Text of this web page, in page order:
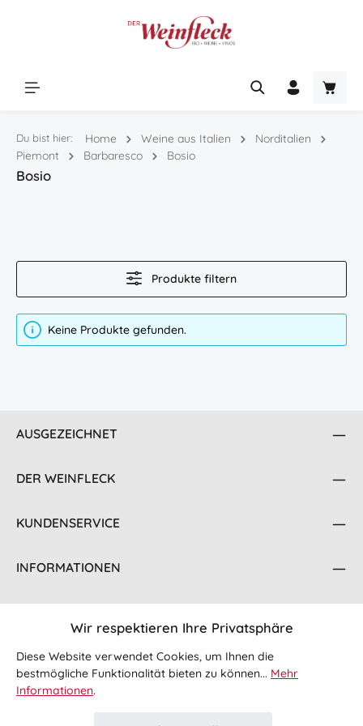
Du bist hier: Home Weine aus Italien
Norditalien
Piemont
Barbaresco Bosio
Bosio
Produkte filtern
Keine Produkte gefunden.
AUSGEZEICHNET
DER WEINFLECK
KUNDENSERVICE
INFORMATIONEN
FOLGE UNS
Wir respektieren Ihre Privatsphäre
Diese Website verwendet Cookies, um Ihnen die
bestmögliche Funktionalität bieten zu können... Mehr
Informationen.